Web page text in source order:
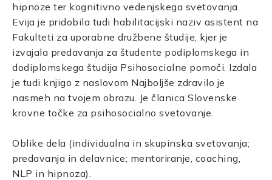
hipnoze ter kognitivno vedenjskega svetovanja.
Evija je pridobila tudi habilitacijski naziv asistent na
Fakulteti za uporabne družbene študije, kjer je
izvajala predavanja za študente podiplomskega in
dodiplomskega študija Psihosocialne pomoči. Izdala
je tudi knjigo z naslovom Najboljše zdravilo je
nasmeh na tvojem obrazu. Je članica Slovenske
krovne točke za psihosocialno svetovanje.
Oblike dela (individualna in skupinska svetovanja;
predavanja in delavnice; mentoriranje, coaching,
NLP in hipnoza).